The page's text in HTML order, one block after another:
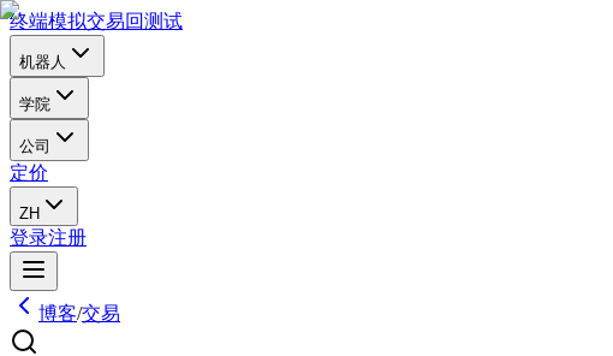
终端模拟交易回测试
机器人
学院
公司
定价
ZH
登录注册
博客/交易